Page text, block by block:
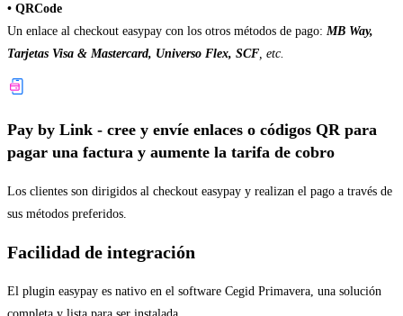
• QRCode
Un enlace al checkout easypay con los otros métodos de pago: MB Way,
Tarjetas Visa & Mastercard, Universo Flex, SCF , etc.
Pay by Link - cree y envíe enlaces o códigos QR para
pagar una factura y aumente la tarifa de cobro
Los clientes son dirigidos al checkout easypay y realizan el pago a través de
sus métodos preferidos.
Facilidad de integración
El plugin easypay es nativo en el software Cegid Primavera, una solución